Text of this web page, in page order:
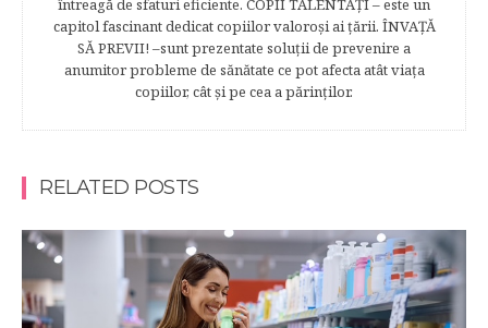
întreagă de sfaturi eficiente. COPII TALENTAŢI – este un
capitol fascinant dedicat copiilor valoroși ai țării. ÎNVAŢĂ
SĂ PREVII! –sunt prezentate soluţii de prevenire a
anumitor probleme de sănătate ce pot afecta atât viaţa
copiilor, cât şi pe cea a părinţilor.
RELATED POSTS